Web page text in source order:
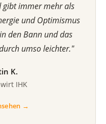
immer mehr als
und Optimismus
den Bann und das
umso leichter."
K.
IHK
→